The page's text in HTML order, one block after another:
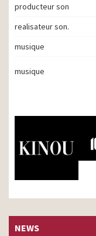
producteur son
realisateur son.
musique
musique
NEWS